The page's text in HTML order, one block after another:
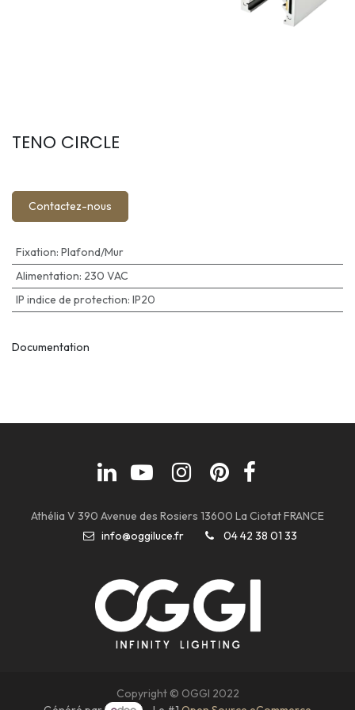
TENO CIRCLE
Contactez-nous
Fixation: Plafond/Mur
Alimentation: 230 VAC
IP indice de protection: IP20
Documentation
Athélia V 390 Avenue des Rosiers 13600 La Ciotat FRANCE
info@oggiluce.fr
04 42 38 01 33
Copyright © OGGI 2022